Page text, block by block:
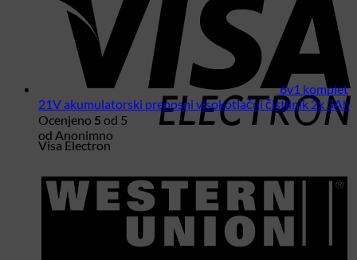
Visa Electron
6v1 komplet
21V akumulatorski prenosni visokotlačni čistilnik 2x 3Ah
Ocenjeno 5 od 5
od Anonimno